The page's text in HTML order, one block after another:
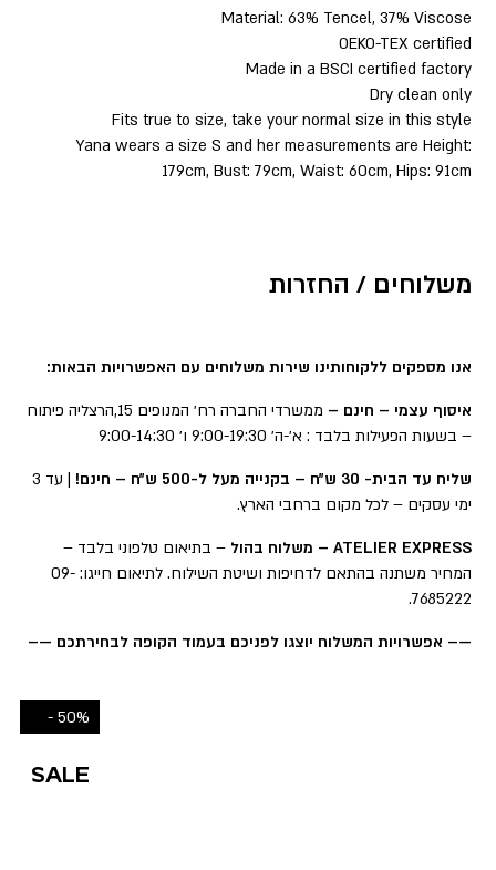
Material: 63% Tencel, 37% Viscose
OEKO-TEX certified
Made in a BSCI certified factory
Dry clean only
Fits true to size, take your normal size in this style
Yana wears a size S and her measurements are Height:
179cm, Bust: 79cm, Waist: 60cm, Hips: 91cm
משלוחים / החזרות
אנו מספקים ללקוחותינו שירות משלוחים עם האפשרויות הבאות:
איסוף עצמי – חינם –
ממשרדי החברה רח׳ המנופים 15,הרצליה פיתוח
– בשעות הפעילות בלבד : א׳-ה׳ 9:00-19:30 ו׳ 9:00-14:30
שליח עד הבית- 30 ש״ח – בקנייה מעל ל-500 ש״ח – חינם!
| עד 3
ימי עסקים – לכל מקום ברחבי הארץ.
ATELIER EXPRESS – משלוח בהול
– בתיאום טלפוני בלבד –
המחיר משתנה בהתאם לדחיפות ושיטת השילוח. לתיאום חייגו: 09-
7685222.
—– אפשרויות המשלוח יוצגו לפניכם בעמוד הקופה לבחירתכם —–
50% -
SALE